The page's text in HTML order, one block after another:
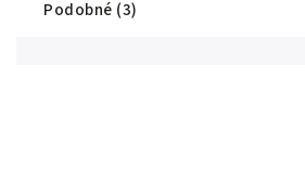
Podobné (3)